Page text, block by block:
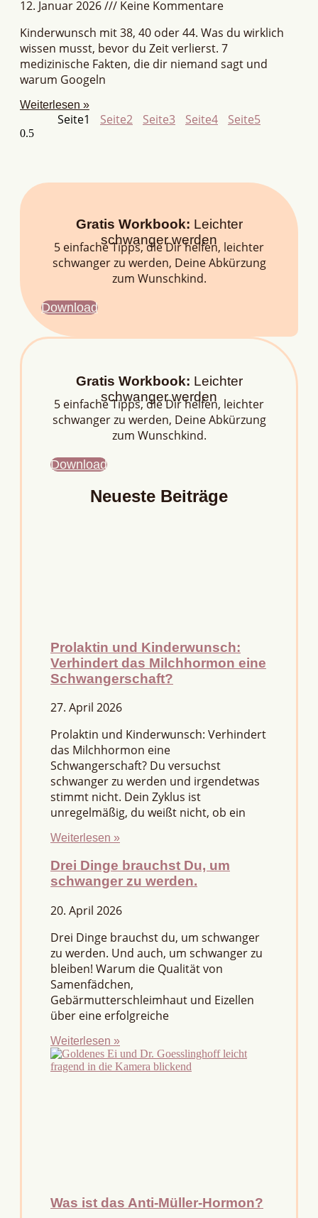
12. Januar 2026
Keine Kommentare
Kinderwunsch mit 38, 40 oder 44. Was du wirklich
wissen musst, bevor du Zeit verlierst. 7
medizinische Fakten, die dir niemand sagt und
warum Googeln
Weiterlesen »
Seite1 Seite2 Seite3 Seite4 Seite5
Gratis Workbook: Leichter
schwanger werden
5 einfache Tipps, die Dir helfen, leichter
schwanger zu werden, Deine Abkürzung
zum Wunschkind.
Download
Gratis Workbook: Leichter
schwanger werden
5 einfache Tipps, die Dir helfen, leichter
schwanger zu werden, Deine Abkürzung
zum Wunschkind.
Download
Neueste Beiträge
Prolaktin und Kinderwunsch:
Verhindert das Milchhormon eine
Schwangerschaft?
27. April 2026
Prolaktin und Kinderwunsch: Verhindert
das Milchhormon eine
Schwangerschaft? Du versuchst
schwanger zu werden und irgendetwas
stimmt nicht. Dein Zyklus ist
unregelmäßig, du weißt nicht, ob ein
Weiterlesen »
Drei Dinge brauchst Du, um
schwanger zu werden.
20. April 2026
Drei Dinge brauchst du, um schwanger
zu werden. Und auch, um schwanger zu
bleiben! Warum die Qualität von
Samenfädchen,
Gebärmutterschleimhaut und Eizellen
über eine erfolgreiche
Weiterlesen »
Was ist das Anti-Müller-Hormon?